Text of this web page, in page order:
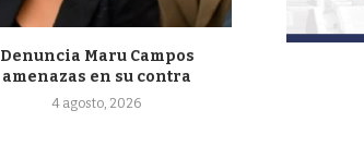
Denuncia Maru Campos
amenazas en su contra
4 agosto, 2026